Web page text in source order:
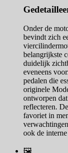
Onder de
bevindt zich
belangrijkste
duidelijk
eveneens
pedalen die
originele
ontworpen
reflecteren.
favoriet in
ook de
🖼️